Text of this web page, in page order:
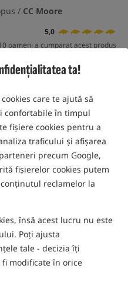
ta!
care te ajută să
confortabile în timpul
fișiere cookies pentru a
traficului și afișarea
precum Google,
fișierelor cookies putem
reclamelor la
însă acest lucru nu este
Poți ajusta
tale - decizia îți
modificate în orice
/ CC Moore
5,0
oameni a cumparat acest produs